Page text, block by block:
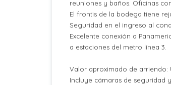
reuniones y baños. Oficinas
El frontis de la bodega tiene
Seguridad en el ingreso al
Excelente conexión a
a estaciones del metro línea 3.
Valor aproximado de arriendo:
Incluye cámaras de seguridad